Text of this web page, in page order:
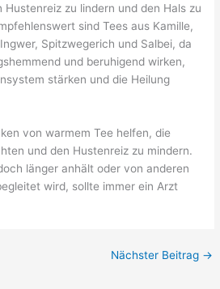
Hustenreiz zu lindern und den Hals zu
sind Tees aus Kamille,
Spitzwegerich und Salbei, da
und beruhigend wirken,
stärken und die Heilung
von warmem Tee helfen, die
und den Hustenreiz zu mindern.
länger anhält oder von anderen
wird, sollte immer ein Arzt
Nächster Beitrag →